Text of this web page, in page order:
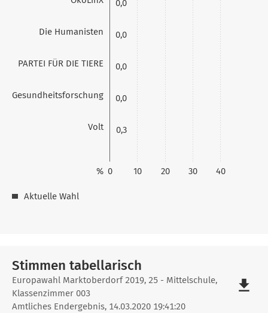
Die Humanisten
PARTEI FÜR DIE TIERE
Gesundheitsforschung
Volt
0 10 20 30 40
%
0,0
0,0
0,0
0,0
0,3
Aktuelle Wahl
Stimmen tabellarisch
Stimmen
tabellarisch
Europawahl Marktoberdorf 2019, 25 - Mittelschule,
Klassenzimmer 003
Amtliches Endergebnis, 14.03.2020 19:41:20
file_download